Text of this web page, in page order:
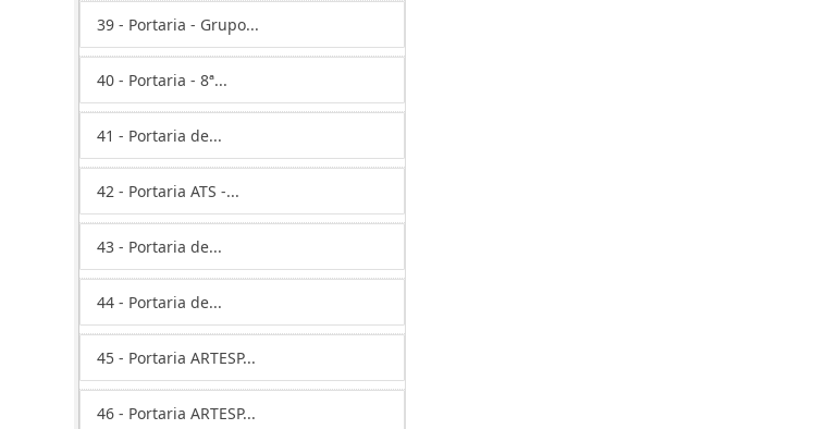
39 - Portaria - Grupo...
40 - Portaria - 8ª...
41 - Portaria de...
42 - Portaria ATS -...
43 - Portaria de...
44 - Portaria de...
45 - Portaria ARTESP...
46 - Portaria ARTESP...